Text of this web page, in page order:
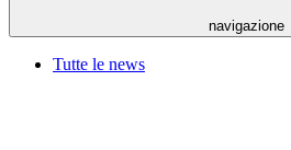
navigazione
Tutte le news